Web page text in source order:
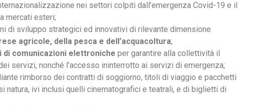
nei settori colpiti dall’emergenza Covid-19 e il
mercati esteri;
di sviluppo strategici ed innovativi di rilevante dimensione
agricole, della pesca e dell’acquacoltura;
comunicazioni elettroniche per garantire alla collettività il
servizi, nonché l’accesso ininterrotto ai servizi di emergenza;
rimborso dei contratti di soggiorno, titoli di viaggio e pacchetti
ivi inclusi quelli cinematografici e teatrali, e di biglietti di